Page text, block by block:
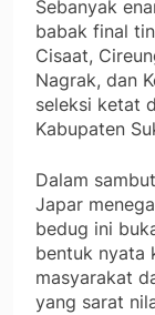
Sebanyak
babak final
Cisaat,
Nagrak, dan
seleksi ketat
Kabupaten
Dalam
Japar
bedug ini
bentuk nyata
masyarakat
yang sarat